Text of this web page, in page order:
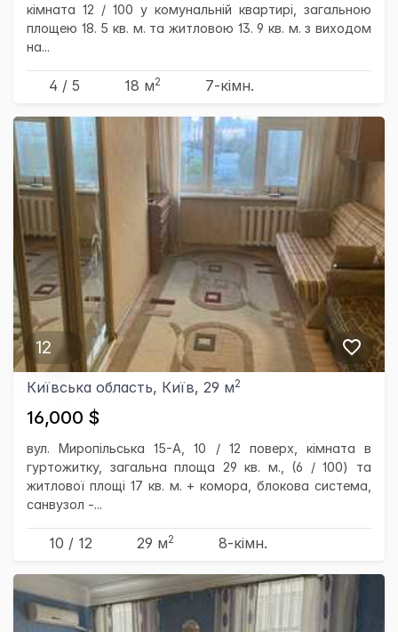
кімната 12 / 100 у комунальній квартирі, загальною
площею 18. 5 кв. м. та житловою 13. 9 кв. м. з виходом
на...
4 / 5 18 м2 7-кімн.
12
Київська область, Київ, 29 м2
16,000 $
вул. Миропільська 15-А, 10 / 12 поверх, кімната в
гуртожитку, загальна площа 29 кв. м., (6 / 100) та
житлової площі 17 кв. м. + комора, блокова система,
санвузол -...
10 / 12 29 м2 8-кімн.